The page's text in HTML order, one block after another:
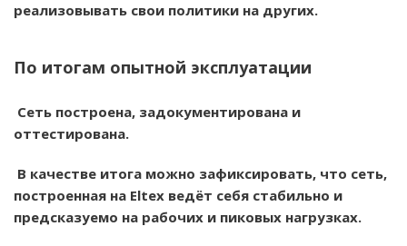
реализовывать свои политики на других.
По итогам опытной эксплуатации
Сеть построена, задокументирована и
оттестирована.
В качестве итога можно зафиксировать, что сеть,
построенная на Eltex ведёт себя стабильно и
предсказуемо на рабочих и пиковых нагрузках.